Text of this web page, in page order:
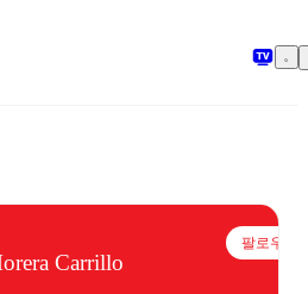
Carrillo
팔로우